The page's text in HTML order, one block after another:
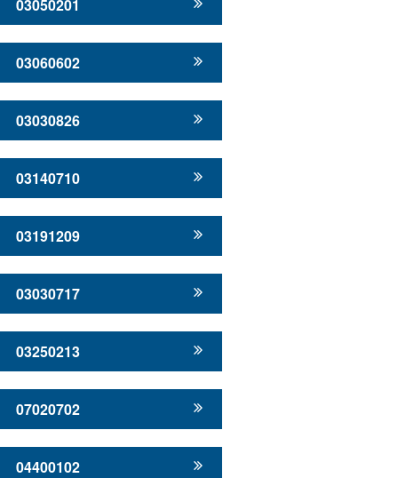
03050201
03060602
03030826
03140710
03191209
03030717
03250213
07020702
04400102